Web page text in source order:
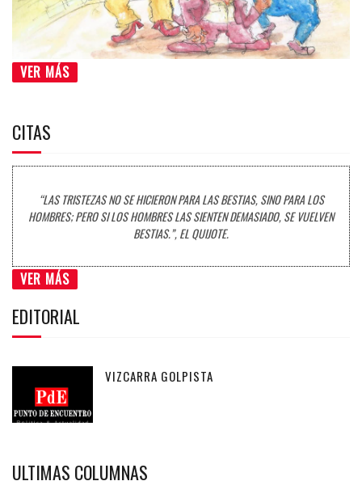
VER MÁS
CITAS
“LAS TRISTEZAS NO SE HICIERON PARA LAS BESTIAS, SINO PARA LOS
HOMBRES; PERO SI LOS HOMBRES LAS SIENTEN DEMASIADO, SE VUELVEN
BESTIAS.”, EL QUIJOTE.
VER MÁS
EDITORIAL
VIZCARRA GOLPISTA
ULTIMAS COLUMNAS